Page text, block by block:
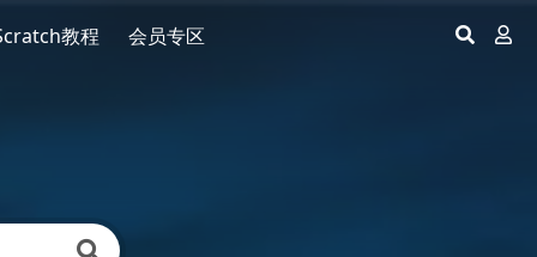
教程 会员专区